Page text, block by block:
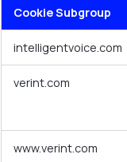
Cookies
Cookie Subgroup
intelligentvoice.com
verint.com
www.verint.com